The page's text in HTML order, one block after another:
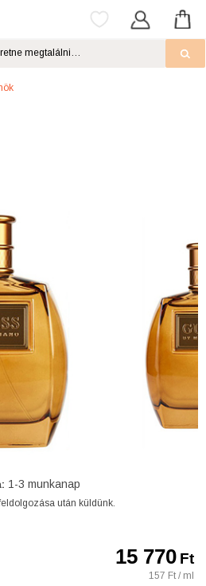
1-3 munkanap
után küldünk.
15 770Ft
157 Ft / ml